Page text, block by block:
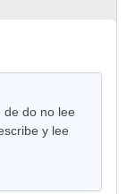
de do no lee
y lee